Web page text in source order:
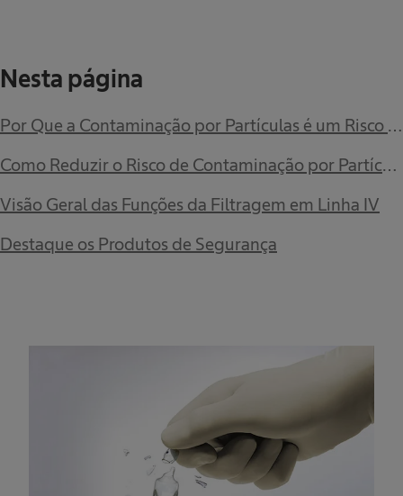
Nesta página
Por Que a Contaminação por Partículas é um Risco na Pediatria?
Como Reduzir o Risco de Contaminação por Partículas?
Visão Geral das Funções da Filtragem em Linha IV
Destaque os Produtos de Segurança